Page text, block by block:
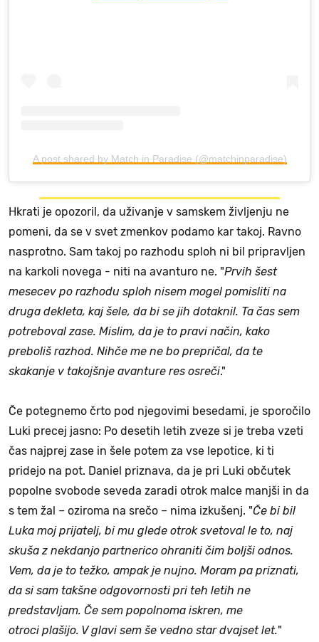
A post shared by Match in Paradise (@matchinparadise)
Hkrati je opozoril, da uživanje v samskem življenju ne
pomeni, da se v svet zmenkov podamo kar takoj. Ravno
nasprotno. Sam takoj po razhodu sploh ni bil pripravljen
na karkoli novega - niti na avanturo ne. "Prvih šest
mesecev po razhodu sploh nisem mogel pomisliti na
druga dekleta, kaj šele, da bi se jih dotaknil. Ta čas sem
potreboval zase. Mislim, da je to pravi način, kako
preboliš razhod. Nihče me ne bo prepričal, da te
skakanje v takojšnje avanture res osreči."
Če potegnemo črto pod njegovimi besedami, je sporočilo
Luki precej jasno: Po desetih letih zveze si je treba vzeti
čas najprej zase in šele potem za vse lepotice, ki ti
pridejo na pot. Daniel priznava, da je pri Luki občutek
popolne svobode seveda zaradi otrok malce manjši in da
s tem žal – oziroma na srečo – nima izkušenj. "Če bi bil
Luka moj prijatelj, bi mu glede otrok svetoval le to, naj
skuša z nekdanjo partnerico ohraniti čim boljši odnos.
Vem, da je to težko, ampak je nujno. Moram pa priznati,
da si sam takšne odgovornosti pri teh letih ne
predstavljam. Če sem popolnoma iskren, me
otroci plašijo. V glavi sem še vedno star dvajset let."